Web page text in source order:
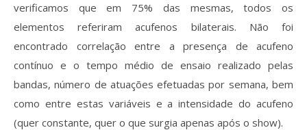
verificamos que em 75% das mesmas, todos os
elementos referiram acufenos bilaterais. Não foi
encontrado correlação entre a presença de acufeno
contínuo e o tempo médio de ensaio realizado pelas
bandas, número de atuações efetuadas por semana, bem
como entre estas variáveis e a intensidade do acufeno
(quer constante, quer o que surgia apenas após o show).